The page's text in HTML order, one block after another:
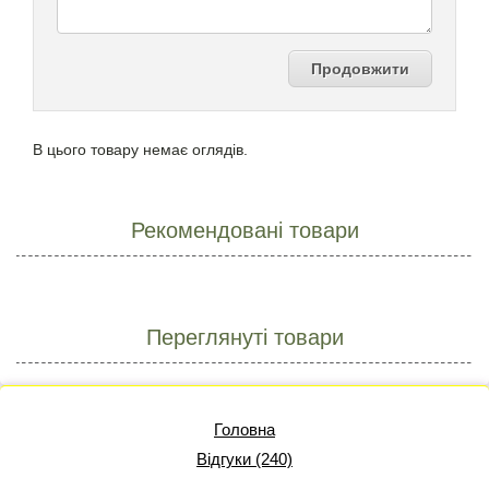
Продовжити
В цього товару немає оглядів.
Рекомендовані товари
Переглянуті товари
Головна
Відгуки (240)